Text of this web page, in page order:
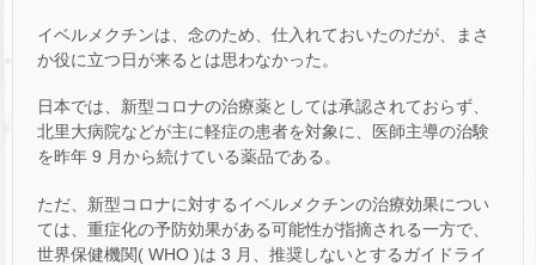
イベルメクチンは、念のため、仕入れておいたのだが、まさ
か役に立つ日が来るとは思わなかった。
日本では、新型コロナの治療薬としては承認されておらず、
北里大病院などが主に軽症の患者を対象に、医師主導の治験
を昨年 9 月から続けている薬品である。
ただ、新型コロナに対するイベルメクチンの治療効果につい
ては、重症化の予防効果がある可能性が指摘される一方で、
世界保健機関( WHO )は 3 月、推奨しないとするガイドライ